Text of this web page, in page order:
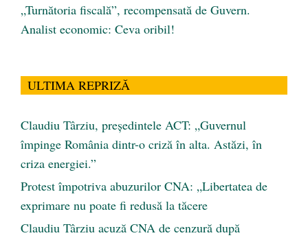
„Turnătoria fiscală”, recompensată de Guvern.
Analist economic: Ceva oribil!
ULTIMA REPRIZĂ
Claudiu Târziu, președintele ACT: „Guvernul
împinge România dintr-o criză în alta. Astăzi, în
criza energiei.”
Protest împotriva abuzurilor CNA: „Libertatea de
exprimare nu poate fi redusă la tăcere
Claudiu Târziu acuză CNA de cenzură după